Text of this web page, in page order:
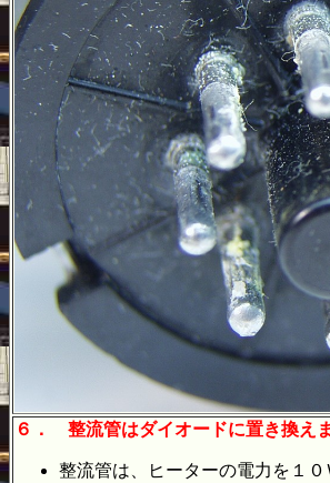
６． 整流管はダイオードに置き換え
整流管は、ヒーターの電力を１